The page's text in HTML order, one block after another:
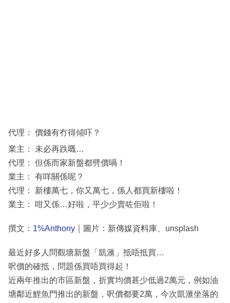
區
代理： 價錢有冇得傾吓？
業主： 未必再跌嘅…
代理： 但係而家新盤都劈價喎！
業主： 有咩關係呢？
代理： 新樓萬七，你又萬七，係人都買新樓啦！
業主： 咁又係…好啦，平少少賣咗佢啦！
撰文： 1%Anthony ｜圖片：新傳媒資料庫、unsplash
最近好多人問觀塘新盤「凱滙」抵唔抵買…
呎價的確抵，問題係買唔買得起！
近兩年推出的市區新盤，折實均價甚少低過2萬元，例如油
塘鄰近鯉魚門推出的新盤，呎價都要2萬，今次凱滙坐落的